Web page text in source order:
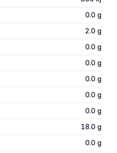
0.0 g
2.0 g
0.0 g
0.0 g
0.0 g
0.0 g
0.0 g
18.0 g
0.0 g